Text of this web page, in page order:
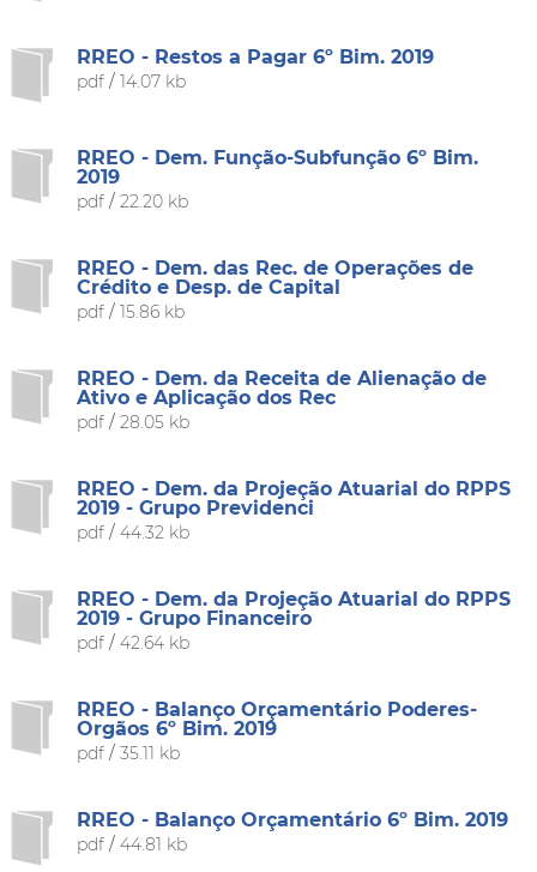
RREO - Restos a Pagar 6º Bim. 2019
pdf/ 14.07 kb
RREO - Dem. Função-Subfunção 6º Bim.
2019
pdf/ 22.20 kb
RREO - Dem. das Rec. de Operações de
Crédito e Desp. de Capital
pdf/ 15.86 kb
RREO - Dem. da Receita de Alienação de
Ativo e Aplicação dos Rec
pdf/ 28.05 kb
RREO - Dem. da Projeção Atuarial do RPPS
2019 - Grupo Previdenci
pdf/ 44.32 kb
RREO - Dem. da Projeção Atuarial do RPPS
2019 - Grupo Financeiro
pdf/ 42.64 kb
RREO - Balanço Orçamentário Poderes-
Orgãos 6º Bim. 2019
pdf/ 35.11 kb
RREO - Balanço Orçamentário 6º Bim. 2019
pdf/ 44.81 kb